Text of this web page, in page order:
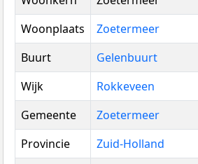
Woonplaats
Zoetermeer
Buurt
Gelenbuurt
Wijk
Rokkeveen
Gemeente
Zoetermeer
Provincie
Zuid-Holland